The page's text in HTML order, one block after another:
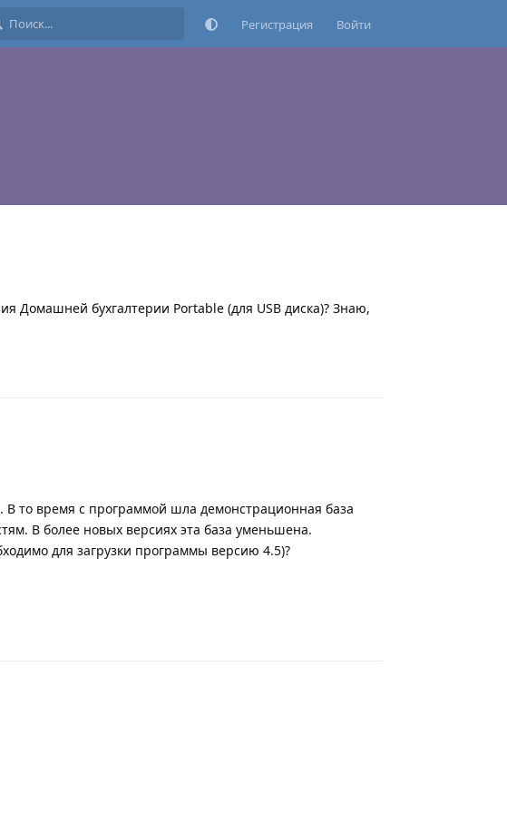
Регистрация Войти
Домашней бухгалтерии Portable (для USB диска)? Знаю,
В то время с программой шла демонстрационная база
В более новых версиях эта база уменьшена.
для загрузки программы версию 4.5)?